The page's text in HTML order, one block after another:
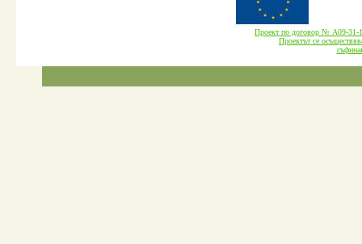
Проект по договор № А09-
Проектът се